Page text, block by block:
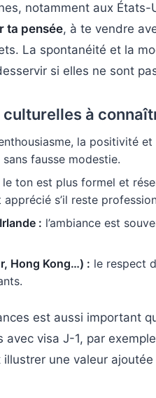
notamment aux
ta pensée, à te vendre
La spontanéité et la
si elles ne sont
à
la positivité
fausse modestie.
le ton est plus formel et
apprécié s’il reste
: l’ambiance est
Hong Kong…) : le respect
est aussi important
avec visa J-1, par
une valeur